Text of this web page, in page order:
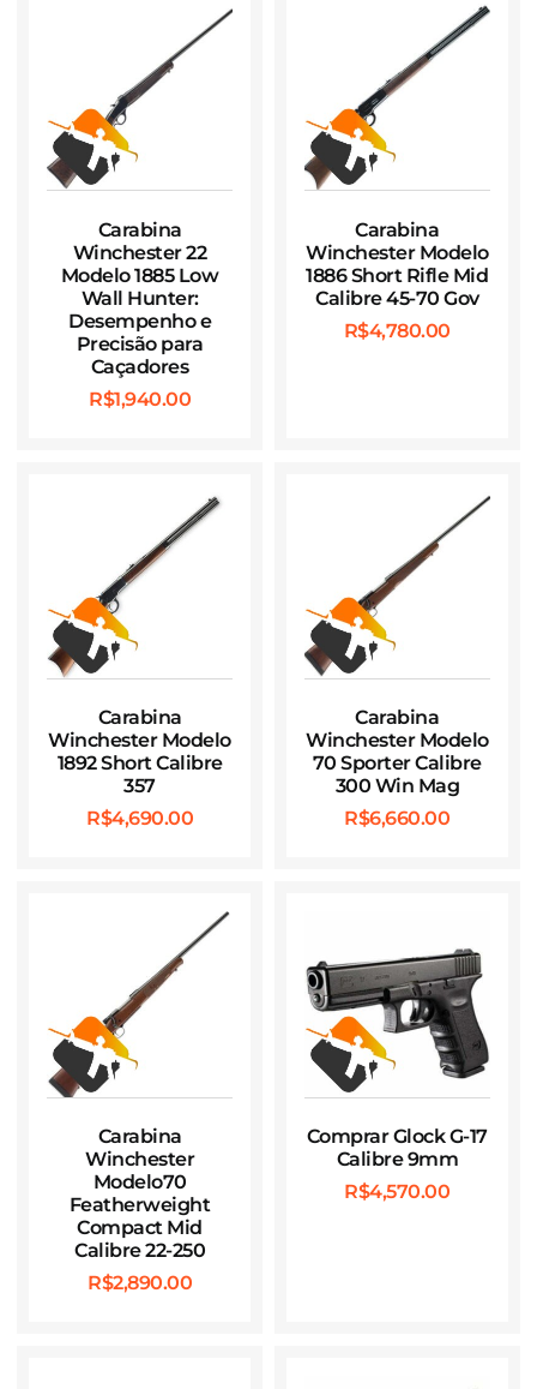
Carabina
Winchester 22
Modelo 1885 Low
Wall Hunter:
Desempenho e
Precisão para
Caçadores
R$1,940.00
Carabina
Winchester Modelo
1886 Short Rifle Mid
Calibre 45-70 Gov
R$4,780.00
Carabina
Winchester Modelo
1892 Short Calibre
357
R$4,690.00
Carabina
Winchester Modelo
70 Sporter Calibre
300 Win Mag
R$6,660.00
Carabina
Winchester
Modelo70
Featherweight
Compact Mid
Calibre 22-250
R$2,890.00
Comprar Glock G-17
Calibre 9mm
R$4,570.00